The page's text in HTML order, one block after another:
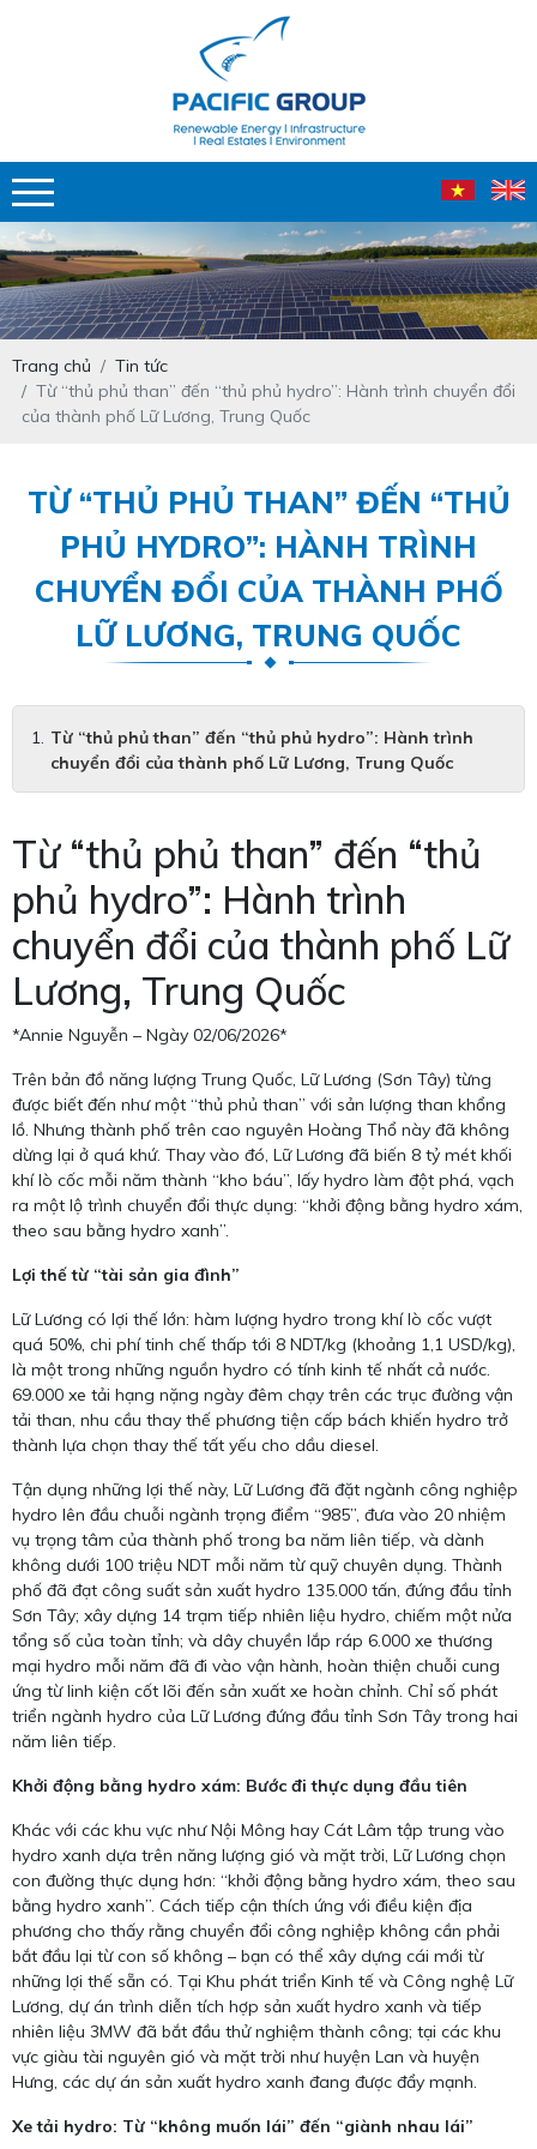
Trang chủ
Tin tức
Từ “thủ phủ than” đến “thủ phủ hydro”: Hành trình chuyển đổi
của thành phố Lữ Lương, Trung Quốc
TỪ “THỦ PHỦ THAN” ĐẾN “THỦ
PHỦ HYDRO”: HÀNH TRÌNH
CHUYỂN ĐỔI CỦA THÀNH PHỐ
LỮ LƯƠNG, TRUNG QUỐC
Từ “thủ phủ than” đến “thủ phủ hydro”: Hành trình
chuyển đổi của thành phố Lữ Lương, Trung Quốc
Từ “thủ phủ than” đến “thủ
phủ hydro”: Hành trình
chuyển đổi của thành phố Lữ
Lương, Trung Quốc
*Annie Nguyễn – Ngày 02/06/2026*
Trên bản đồ năng lượng Trung Quốc, Lữ Lương (Sơn Tây) từng
được biết đến như một “thủ phủ than” với sản lượng than khổng
lồ. Nhưng thành phố trên cao nguyên Hoàng Thổ này đã không
dừng lại ở quá khứ. Thay vào đó, Lữ Lương đã biến 8 tỷ mét khối
khí lò cốc mỗi năm thành “kho báu”, lấy hydro làm đột phá, vạch
ra một lộ trình chuyển đổi thực dụng: “khởi động bằng hydro xám,
theo sau bằng hydro xanh”.
Lợi thế từ “tài sản gia đình”
Lữ Lương có lợi thế lớn: hàm lượng hydro trong khí lò cốc vượt
quá 50%, chi phí tinh chế thấp tới 8 NDT/kg (khoảng 1,1 USD/kg),
là một trong những nguồn hydro có tính kinh tế nhất cả nước.
69.000 xe tải hạng nặng ngày đêm chạy trên các trục đường vận
tải than, nhu cầu thay thế phương tiện cấp bách khiến hydro trở
thành lựa chọn thay thế tất yếu cho dầu diesel.
Tận dụng những lợi thế này, Lữ Lương đã đặt ngành công nghiệp
hydro lên đầu chuỗi ngành trọng điểm “985”, đưa vào 20 nhiệm
vụ trọng tâm của thành phố trong ba năm liên tiếp, và dành
không dưới 100 triệu NDT mỗi năm từ quỹ chuyên dụng. Thành
phố đã đạt công suất sản xuất hydro 135.000 tấn, đứng đầu tỉnh
Sơn Tây; xây dựng 14 trạm tiếp nhiên liệu hydro, chiếm một nửa
tổng số của toàn tỉnh; và dây chuyền lắp ráp 6.000 xe thương
mại hydro mỗi năm đã đi vào vận hành, hoàn thiện chuỗi cung
ứng từ linh kiện cốt lõi đến sản xuất xe hoàn chỉnh. Chỉ số phát
triển ngành hydro của Lữ Lương đứng đầu tỉnh Sơn Tây trong hai
năm liên tiếp.
Khởi động bằng hydro xám: Bước đi thực dụng đầu tiên
Khác với các khu vực như Nội Mông hay Cát Lâm tập trung vào
hydro xanh dựa trên năng lượng gió và mặt trời, Lữ Lương chọn
con đường thực dụng hơn: “khởi động bằng hydro xám, theo sau
bằng hydro xanh”. Cách tiếp cận thích ứng với điều kiện địa
phương cho thấy rằng chuyển đổi công nghiệp không cần phải
bắt đầu lại từ con số không – bạn có thể xây dựng cái mới từ
những lợi thế sẵn có. Tại Khu phát triển Kinh tế và Công nghệ Lữ
Lương, dự án trình diễn tích hợp sản xuất hydro xanh và tiếp
nhiên liệu 3MW đã bắt đầu thử nghiệm thành công; tại các khu
vực giàu tài nguyên gió và mặt trời như huyện Lan và huyện
Hưng, các dự án sản xuất hydro xanh đang được đẩy mạnh.
Xe tải hydro: Từ “không muốn lái” đến “giành nhau lái”